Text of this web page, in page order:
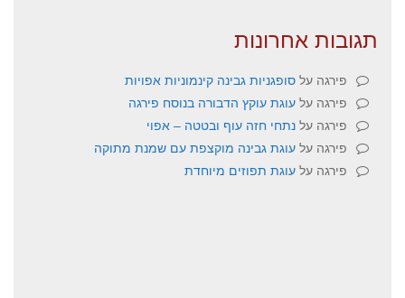
תגובות אחרונות
פירגה על סופגניות גבינה קינמוניות אפויות
פירגה על עוגת עוקץ הדבורה בנוסח פירגה
פירגה על נתחי חזה עוף ובטטה – אפוי
פירגה על עוגת גבינה מוקצפת עם שמנת מתוקה
פירגה על עוגת תפוזים מיוחדת